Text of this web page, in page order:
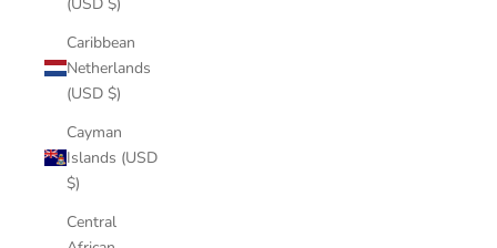
Caribbean
Netherlands
(USD $)
Cayman
Islands (USD
$)
Central